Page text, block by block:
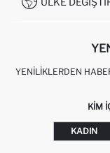
YENILIKLERDEN
KIM
KADIN